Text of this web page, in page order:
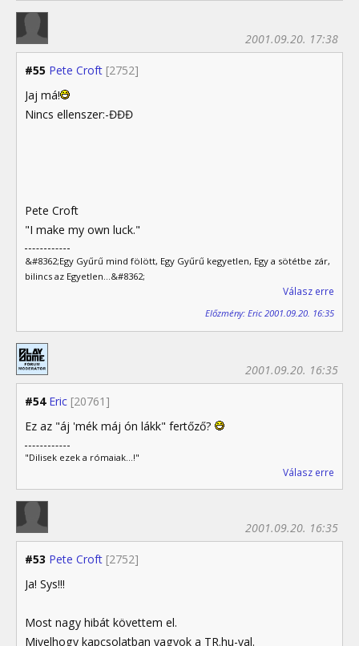
#55 Pete Croft [2752]
2001.09.20. 17:38
Jaj má!
Nincs ellenszer:-ĐĐĐ
Pete Croft
"I make my own luck."
&#8362;Egy Gyűrű mind fölött, Egy Gyűrű kegyetlen, Egy a sötétbe zár,
bilincs az Egyetlen...&#8362;
Válasz erre
Előzmény: Eric 2001.09.20. 16:35
#54 Eric [20761]
2001.09.20. 16:35
Ez az "áj 'mék máj ón lákk" fertőző?
"Dilisek ezek a rómaiak...!"
Válasz erre
#53 Pete Croft [2752]
2001.09.20. 16:35
Ja! Sys!!!
Most nagy hibát követtem el.
Mivelhogy kapcsolatban vagyok a TR.hu-val.